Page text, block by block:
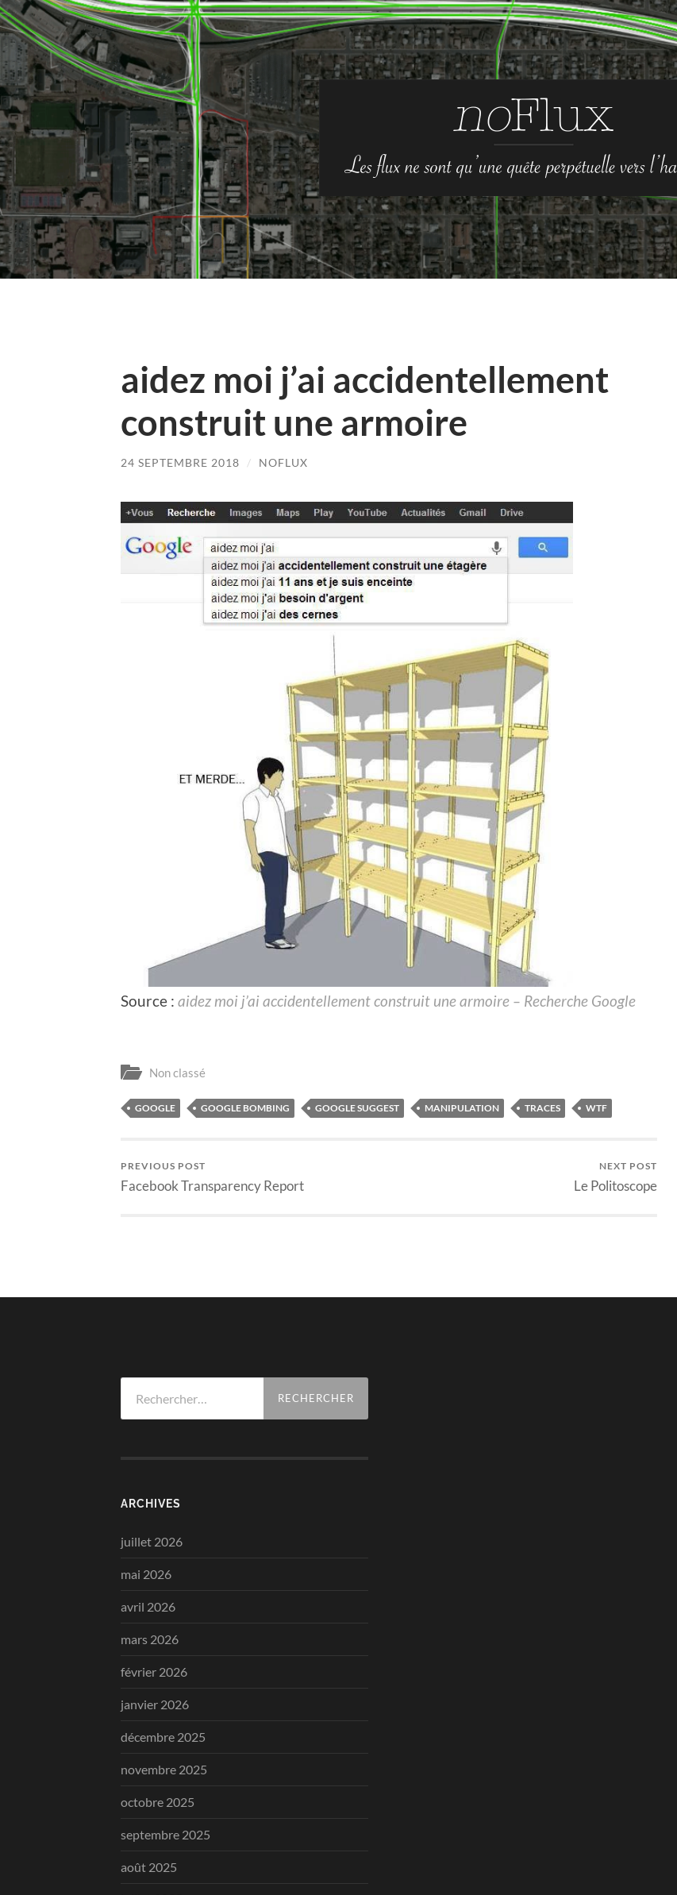
no-
Flux
aidez moi j’ai accidentellement
construit une armoire
24 SEPTEMBRE 2018 / NOFLUX
Source : aidez moi j’ai accidentellement construit une armoire – Recherche Google
Non classé
GOOGLE GOOGLE BOMBING GOOGLE SUGGEST MANIPULATION TRACES WTF
PREVIOUS POST
Facebook Transparency Report
NEXT POST
Le Politoscope
ARCHIVES
juillet 2026
mai 2026
avril 2026
mars 2026
février 2026
janvier 2026
décembre 2025
novembre 2025
octobre 2025
septembre 2025
août 2025